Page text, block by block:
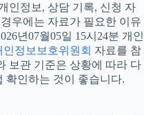
인정보, 상담 기록, 신청 자
우에는 자료가 필요한 이유
년07월05일 15시24분 개인
인정보보호위원회 자료를 참
보관 기준은 상황에 따라 다
확인하는 것이 좋습니다.